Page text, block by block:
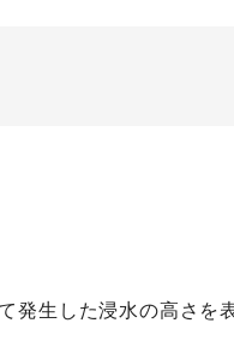
発生した浸水の高さを